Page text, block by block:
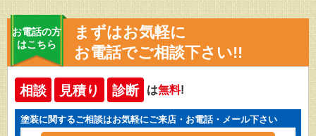
お電話の方
はこちら
まずはお気軽に
お電話でご相談下さい!!
相談 見積り 診断 は無料!
塗装に関するご相談はお気軽にご来店・お電話・メール下さい